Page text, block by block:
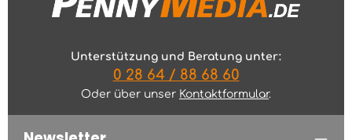
Unterstützung und Beratung unter:
0 28 64 / 88 68 60
Oder über unser Kontaktformular.